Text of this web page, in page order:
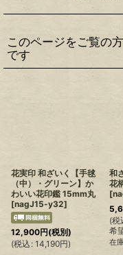
このページをご覧の
です
花実印 和ざいく【手毬
（中）・グリーン】か
わいい花印鑑 15mm丸
[nagJ15-y32]
12,900円(税別)
(税込 : 14,190円)
和
花
[
(税
希
在